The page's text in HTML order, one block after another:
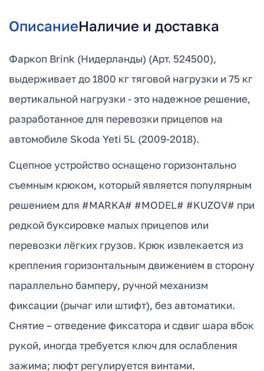
ОписаниеНаличие и доставка
Фаркоп Brink (Нидерланды) (Арт. 524500),
выдерживает до 1800 кг тяговой нагрузки и 75 кг
вертикальной нагрузки - это надежное решение,
разработанное для перевозки прицепов на
автомобиле Skoda Yeti 5L (2009-2018).
Сцепное устройство оснащено горизонтально
съемным крюком, который является популярным
решением для #MARKA# #MODEL# #KUZOV# при
редкой буксировке малых прицепов или
перевозки лёгких грузов. Крюк извлекается из
крепления горизонтальным движением в сторону
параллельно бамперу, ручной механизм
фиксации (рычаг или штифт), без автоматики.
Снятие – отведение фиксатора и сдвиг шара вбок
рукой, иногда требуется ключ для ослабления
зажима; люфт регулируется винтами.